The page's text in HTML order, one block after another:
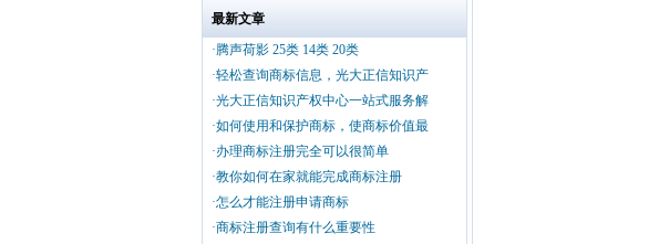
最新文章
·腾声荷影 25类 14类 20类
·轻松查询商标信息，光大正信知识产
·光大正信知识产权中心一站式服务解
·如何使用和保护商标，使商标价值最
·办理商标注册完全可以很简单
·教你如何在家就能完成商标注册
·怎么才能注册申请商标
·商标注册查询有什么重要性